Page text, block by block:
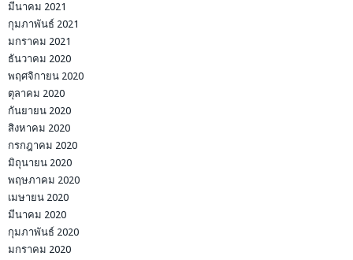
มีนาคม 2021
กุมภาพันธ์ 2021
มกราคม 2021
ธันวาคม 2020
พฤศจิกายน 2020
ตุลาคม 2020
กันยายน 2020
สิงหาคม 2020
กรกฎาคม 2020
มิถุนายน 2020
พฤษภาคม 2020
เมษายน 2020
มีนาคม 2020
กุมภาพันธ์ 2020
มกราคม 2020